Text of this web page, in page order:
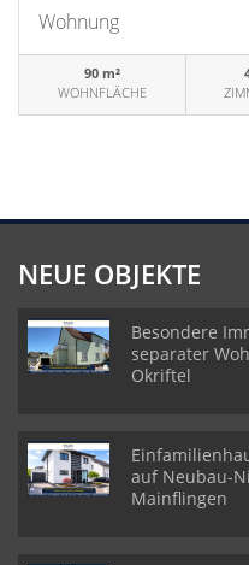
Wohnung
90 m²
WOHNFLÄCHE
NEUE OBJEKTE
Besondere
separater
Okriftel
auf Neubau-
Mainflingen